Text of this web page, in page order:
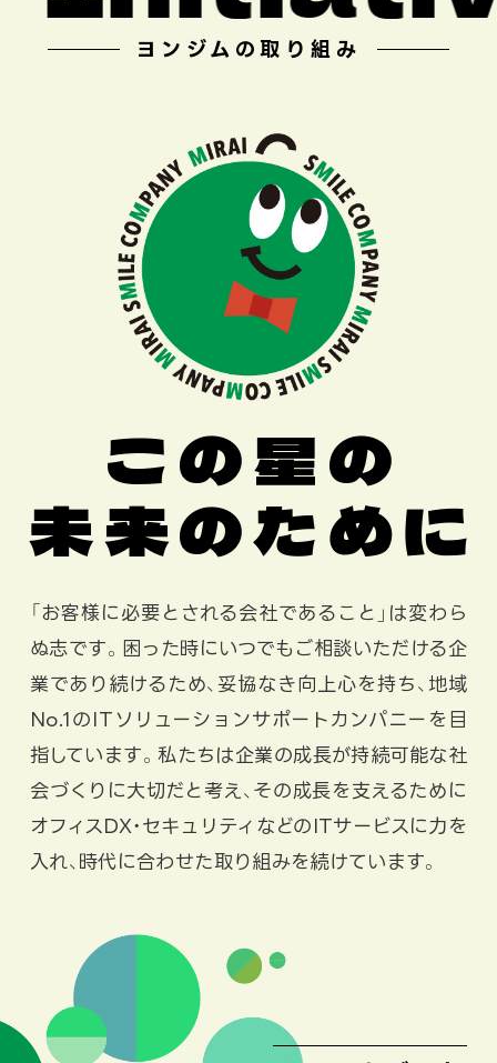
ヨンジムの取り組み
この星の
未来のために
「お客様に必要とされる会社であること」は変わら
ぬ志です。困った時にいつでもご相談いただける企
業であり続けるため、妥協なき向上心を持ち、地域
No.1のITソリューションサポートカンパニーを目
指しています。私たちは企業の成長が持続可能な社
会づくりに大切だと考え、その成長を支えるために
オフィスDX・セキュリティなどのITサービスに力を
入れ、時代に合わせた取り組みを続けています。